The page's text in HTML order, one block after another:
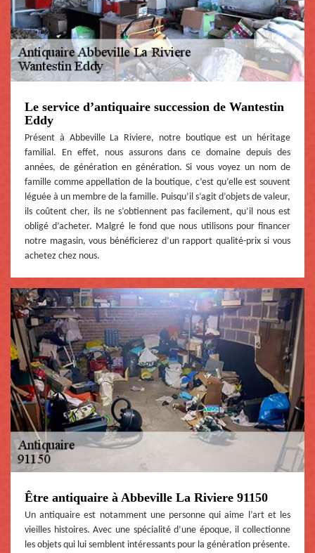
Le service d’antiquaire succession de Wantestin
Eddy
Présent à Abbeville La Riviere, notre boutique est un héritage
familial. En effet, nous assurons dans ce domaine depuis des
années, de génération en génération. Si vous voyez un nom de
famille comme appellation de la boutique, c’est qu’elle est souvent
léguée à un membre de la famille. Puisqu’il s’agit d’objets de valeur,
ils coûtent cher, ils ne s’obtiennent pas facilement, qu’il nous est
obligé d’acheter. Malgré le fond que nous utilisons pour financer
notre magasin, vous bénéficierez d’un rapport qualité-prix si vous
achetez chez nous.
Être antiquaire à Abbeville La Riviere 91150
Un antiquaire est notamment une personne qui aime l’art et les
vieilles histoires. Avec une spécialité d’une époque, il collectionne
les objets qui lui semblent intéressants pour la génération présente.